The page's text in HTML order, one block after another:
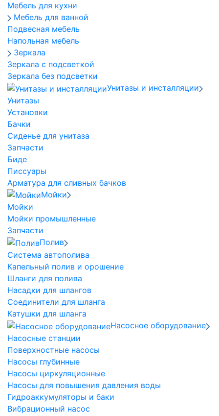
Мебель для кухни
Мебель для ванной
Подвесная мебель
Напольная мебель
Зеркала
Зеркала с подсветкой
Зеркала без подсветки
Унитазы и инсталляции
Унитазы
Установки
Бачки
Сиденье для унитаза
Запчасти
Биде
Писсуары
Арматура для сливных бачков
Мойки
Мойки
Мойки промышленные
Запчасти
Полив
Система автополива
Капельный полив и орошение
Шланги для полива
Насадки для шлангов
Соединители для шланга
Катушки для шланга
Насосное оборудование
Насосные станции
Поверхностные насосы
Насосы глубинные
Насосы циркуляционные
Насосы для повышения давления воды
Гидроаккумуляторы и баки
Вибрационный насос